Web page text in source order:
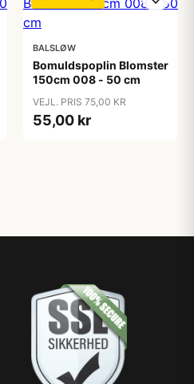
BALSLØW
Bomuldspoplin Blomster
150cm 008 - 50 cm
VEJL. PRIS 75,00 KR
55,00 kr